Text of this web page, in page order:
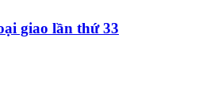
giao lần thứ 33